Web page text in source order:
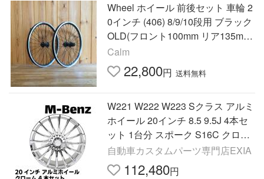
Wheel ホイール 前後セット 車輪 2
0インチ (406) 8/9/10段用 ブラック
OLD(フロント100mm リア135mm)
シマノ HB-QC300 FH-QC300 リム
ブレーキ or Discブレーキ用
Calm
22,800円 送料無料
W221 W222 W223 Sクラス アルミ
ホイール 20インチ 8.5 9.5J 4本セ
ット 1台分 スポーク S16C クロー
ム カスタム MercedesBenz メルセ
デスベンツ★国内発送 爆買★
自動車カスタムパーツ専門店EXIA
112,480円